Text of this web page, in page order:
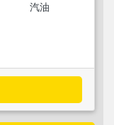
汽油